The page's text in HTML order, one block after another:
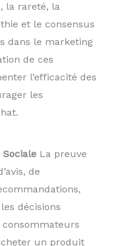
la rareté, la
et le consensus
dans le marketing
de ces
l’efficacité des
les
Sociale La preuve
de
décisions
consommateurs
un produit